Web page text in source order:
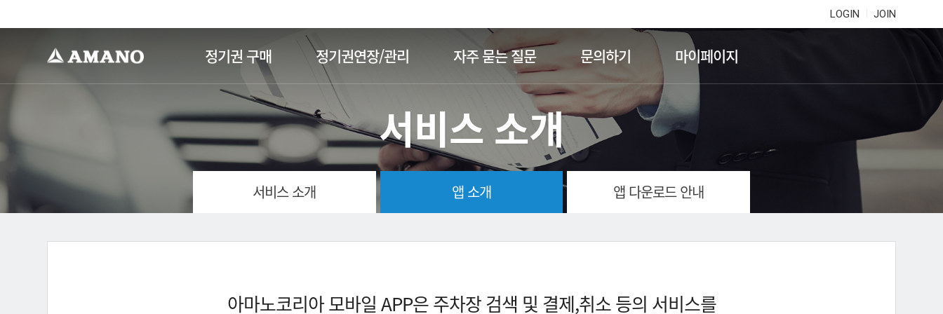
LOGIN JOIN
정기권 구매 정기권연장/관리 자주 묻는 질문 문의하기 마이페이지
서비스 소개
서비스 소개 앱 소개 앱 다운로드 안내
아마노코리아 모바일 APP은 주차장 검색 및 결제,취소 등의 서비스를